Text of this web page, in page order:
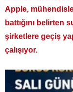
Apple,
battığını belirten
şirketlere geçiş
çalışıyor.